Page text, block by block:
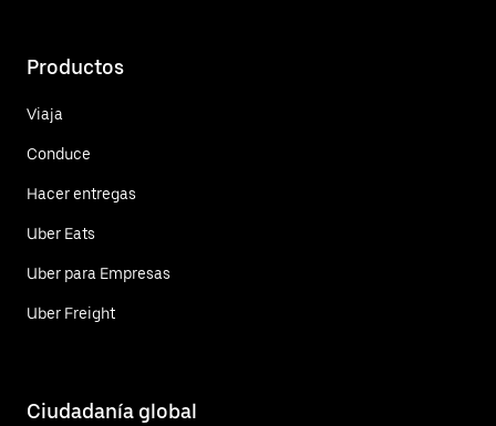
Productos
Viaja
Conduce
Hacer entregas
Uber Eats
Uber para Empresas
Uber Freight
Ciudadanía global